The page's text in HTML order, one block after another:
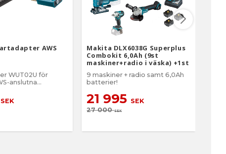
AWS
WUT02U för
anslutna
SEK
Makita DLX6038G Superplus
Combokit 6,0Ah (9st
maskiner+radio i väska) +1st
extra 5,0Ab-batteri-på-
köpet! Värde 995:-
9 maskiner + radio samt 6,0Ah
batterier!
21 995 SEK
27 000SEK